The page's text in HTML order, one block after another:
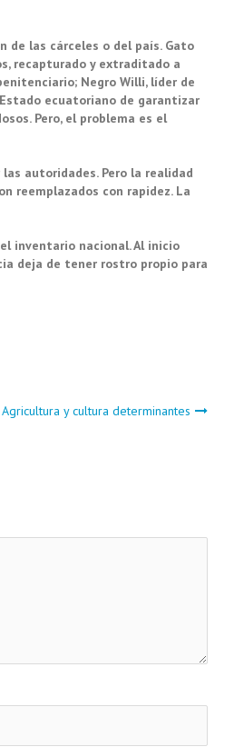
de las cárceles o del país. Gato
recapturado y extraditado a
Negro Willi, líder de
ecuatoriano de garantizar
Pero, el problema es el
autoridades. Pero la realidad
reemplazados con rapidez. La
inventario nacional. Al inicio
deja de tener rostro propio para
Agricultura y cultura determinantes